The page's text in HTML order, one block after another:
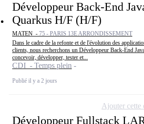
Développeur Back-End
Quarkus H/F (H/F)
MATEN - 75 - PARIS 13E ARRONDISSEMENT
Dans le cadre de la refonte et de l'évolution des
clients, nous recherchons un Développeur Back-End
concevoir, développer, tester et...
CDI - Temps plein
Publié il y a 2 jours
Développeur Fullstack
Ajouter cette